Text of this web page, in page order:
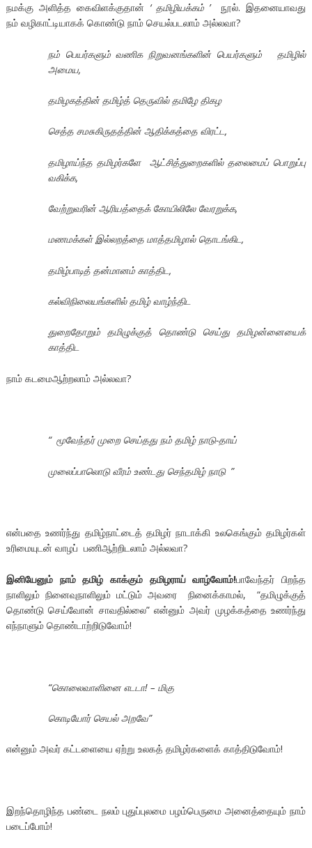
நமக்கு அளித்த கைவிளக்குதான் ‘ தமிழியக்கம் ’
நூல். இதனையாவது
நம் வழிகாட்டியாகக் கொண்டு நாம் செயல்படலாம் அல்லவா?
நம் பெயர்களும் வணிக நிறுவனங்களின் பெயர்களும்
தமிழில்
அமைய,
தமிழகத்தின் தமிழ்த் தெருவில் தமிழே திகழ
செத்த சமசுகிருதத்தின் ஆதிக்கத்தை விரட்ட,
தமிழாய்ந்த தமிழர்களே ஆட்சித்துறைகளில் தலைமைப் பொறுப்பு
வகிக்க,
வேற்றுவரின் ஆரியத்தைக் கோயிலிலே வேரறுக்க,
மணமக்கள் இல்லறத்தை மாத்தமிழால் தொடங்கிட,
தமிழ்பாடித் தன்மானம் காத்திட,
கல்விநிலையங்களில் தமிழ் வாழ்ந்திட
துறைதோறும் தமிழுக்குத் தொண்டு செய்து தமிழன்னையைக்
காத்திட
நாம் கடமைஆற்றலாம் அல்லவா?
“ மூவேந்தர் முறை செய்தது நம் தமிழ் நாடு-தாய்
முலைப்பாலொடு வீரம் உண்டது செந்தமிழ் நாடு ”
என்பதை உணர்ந்து தமிழ்நாட்டைத் தமிழர் நாடாக்கி உலகெங்கும் தமிழர்கள்
உரிமையுடன் வாழப் பணிஆற்றிடலாம் அல்லவா?
இனியேனும் நாம் தமிழ் காக்கும் தமிழராய் வாழ்வோம்!பாவேந்தர் பிறந்த
நாளிலும் நினைவுநாளிலும் மட்டும் அவரை நினைக்காமல், “தமிழுக்குத்
தொண்டு செய்வோன் சாவதில்லை” என்னும் அவர் முழக்கத்தை உணர்ந்து
எந்நாளும் தொண்டாற்றிடுவோம்!
“கொலைவாளினை எடடா! – மிகு
கொடியோர் செயல் அறவே”
என்னும் அவர் கட்டளையை ஏற்று உலகத் தமிழர்களைக் காத்திடுவோம்!
இறந்தொழிந்த பண்டை நலம் புதுப்புலமை பழம்பெருமை அனைத்தையும் நாம்
படைப்போம்!